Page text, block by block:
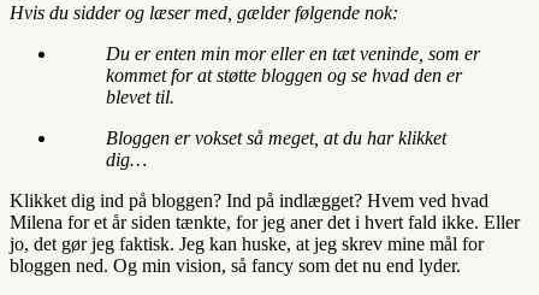
Hvis du sidder og læser med, gælder følgende nok:
Du er enten min mor eller en tæt veninde, som er
kommet for at støtte bloggen og se hvad den er
blevet til.
Bloggen er vokset så meget, at du har klikket
dig…
Klikket dig ind på bloggen? Ind på indlægget? Hvem ved hvad
Milena for et år siden tænkte, for jeg aner det i hvert fald ikke. Eller
jo, det gør jeg faktisk. Jeg kan huske, at jeg skrev mine mål for
bloggen ned. Og min vision, så fancy som det nu end lyder.